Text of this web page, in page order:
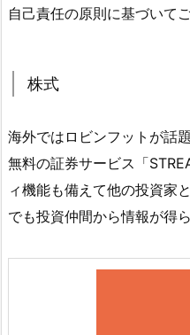
自己責任の原則に基づいて
株式
海外ではロビンフットが話
無料の証券サービス「
ィ機能も備えて他の投資家
でも投資仲間から情報が得